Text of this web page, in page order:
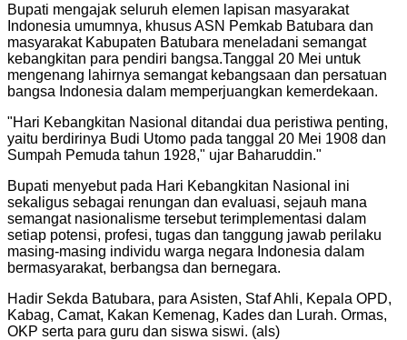
Bupati mengajak seluruh elemen lapisan masyarakat
Indonesia umumnya, khusus ASN Pemkab Batubara dan
masyarakat Kabupaten Batubara meneladani semangat
kebangkitan para pendiri bangsa.Tanggal 20 Mei untuk
mengenang lahirnya semangat kebangsaan dan persatuan
bangsa Indonesia dalam memperjuangkan kemerdekaan.
"Hari Kebangkitan Nasional ditandai dua peristiwa penting,
yaitu berdirinya Budi Utomo pada tanggal 20 Mei 1908 dan
Sumpah Pemuda tahun 1928," ujar Baharuddin."
Bupati menyebut pada Hari Kebangkitan Nasional ini
sekaligus sebagai renungan dan evaluasi, sejauh mana
semangat nasionalisme tersebut terimplementasi dalam
setiap potensi, profesi, tugas dan tanggung jawab perilaku
masing-masing individu warga negara Indonesia dalam
bermasyarakat, berbangsa dan bernegara.
Hadir Sekda Batubara, para Asisten, Staf Ahli, Kepala OPD,
Kabag, Camat, ⁠Kakan Kemenag, Kades dan Lurah. ⁠Ormas,
OKP serta para guru dan siswa siswi. (als)